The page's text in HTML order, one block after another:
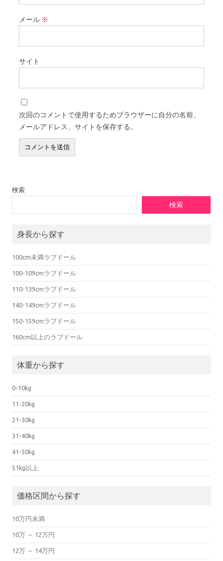
メール ※
サイト
次回のコメントで使用するためブラウザーに自分の名前、
メールアドレス、サイトを保存する。
検索
検索
身長から探す
100cm未満ラブドール
100-109cmラブドール
110-139cmラブドール
140-149cmラブドール
150-159cmラブドール
160cm以上のラブドール
体重から探す
0-10kg
11-20kg
21-30kg
31-40kg
41-50kg
51kg以上
価格区間から探す
10万円未満
10万 ～ 12万円
12万 ～ 14万円